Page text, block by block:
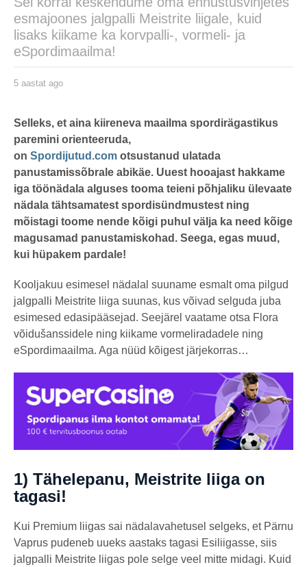
esmajoones jalgpalli Meistrite liigale, kuid
lisaks kiikame ka korvpalli-, vormeli- ja
eSpordimaailma!
karlj
5 aastat ago
t
t
a
g
o
Selleks, et aina kiireneva maailma spordirägastikus
paremini orienteeruda,
on Spordijutud.com otsustanud ulatada
panustamissõbrale abikäe. Uuest hooajast hakkame
iga töönädala alguses tooma teieni põhjaliku ülevaate
nädala tähtsamatest spordisündmustest ning
mõistagi toome nende kõigi puhul välja ka need kõige
magusamad panustamiskohad. Seega, egas muud,
kui hüpakem pardale!
Kooljakuu esimesel nädalal suuname esmalt oma pilgud
jalgpalli Meistrite liiga suunas, kus võivad selguda juba
esimesed edasipääsejad. Seejärel vaatame otsa Flora
võidušanssidele ning kiikame vormeliradadele ning
eSpordimaailma. Aga nüüd kõigest järjekorras…
1) Tähelepanu, Meistrite liiga on
tagasi!
Kui Premium liigas sai nädalavahetusel selgeks, et Pärnu
Vaprus pudeneb uueks aastaks tagasi Esiliigasse, siis
jalgpalli Meistrite liigas pole selge veel mitte midagi. Kuid